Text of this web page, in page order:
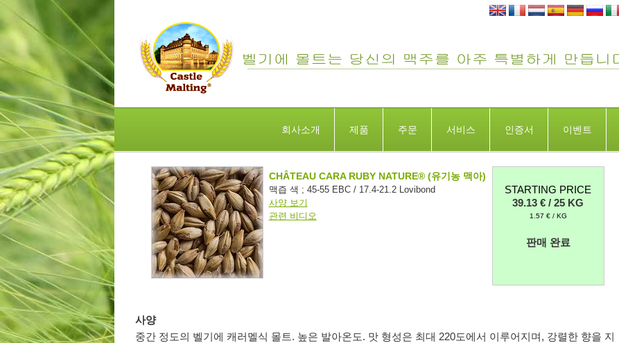
회사소개 제품 주문 서비스 인증서 이벤트
CHÂTEAU CARA RUBY NATURE® (유기농 맥아)
맥즙 색 ; 45-55 EBC / 17.4-21.2 Lovibond
사양 보기
관련 비디오
STARTING PRICE
39.13 € / 25 KG
1.57 € / KG
판매 완료
사양
중간 정도의 벨기에 캐러멜식 몰트. 높은 발아온도. 맛 형성은 최대 220도에서 이루어지며, 강렬한 향을 지